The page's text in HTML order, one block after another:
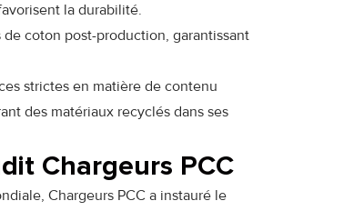
la durabilité.
coton post-production, garantissant
strictes en matière de contenu
des matériaux recyclés dans ses
Chargeurs PCC
Chargeurs PCC a instauré le